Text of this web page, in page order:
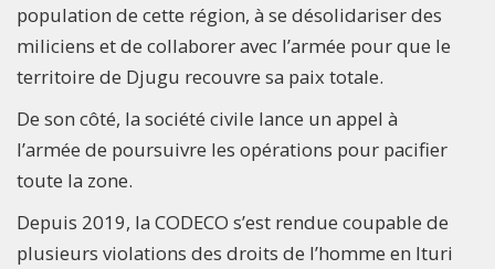
population de cette région, à se désolidariser des
miliciens et de collaborer avec l’armée pour que le
territoire de Djugu recouvre sa paix totale.
De son côté, la société civile lance un appel à
l’armée de poursuivre les opérations pour pacifier
toute la zone.
Depuis 2019, la CODECO s’est rendue coupable de
plusieurs violations des droits de l’homme en Ituri